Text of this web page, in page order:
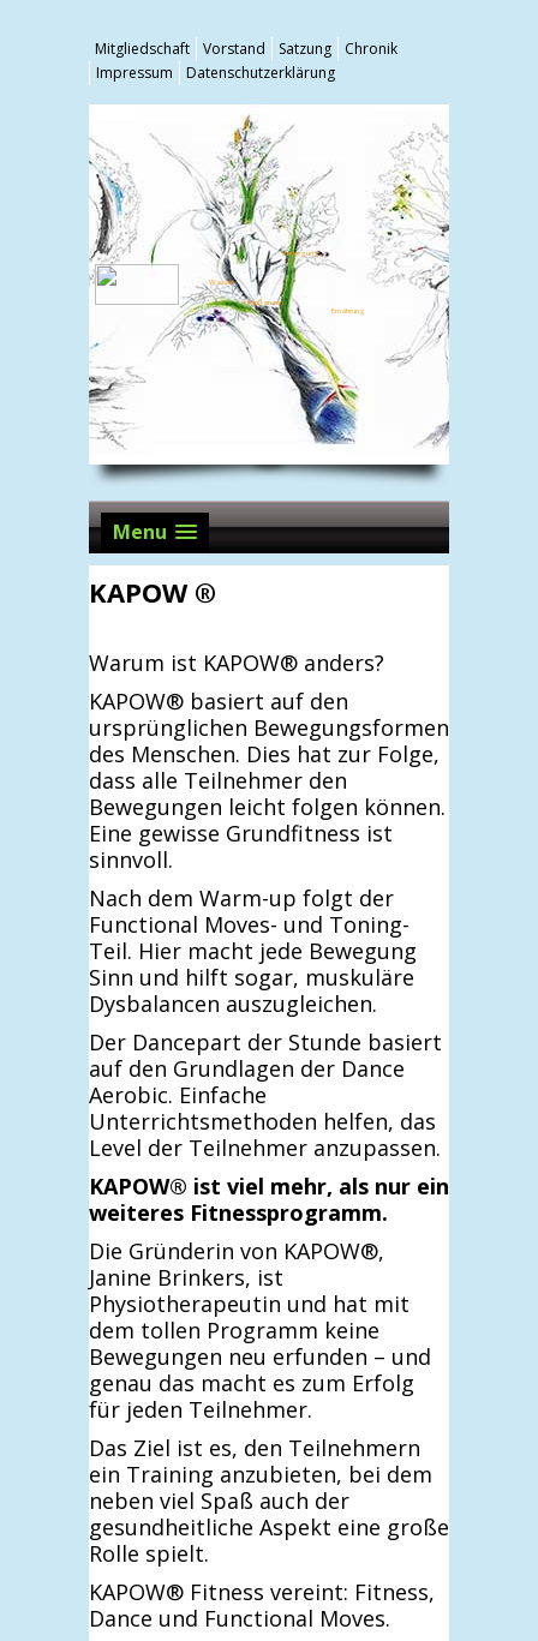
Mitgliedschaft Vorstand Satzung
Chronik
Impressum
Datenschutzerklärung
Wasser
Heilpflanzen
Bewegung
Ernährung
Menu
KAPOW ®
Warum ist KAPOW® anders?
KAPOW® basiert auf den
ursprünglichen Bewegungsformen
des Menschen. Dies hat zur Folge,
dass alle Teilnehmer den
Bewegungen leicht folgen können.
Eine gewisse Grundfitness ist
sinnvoll.
Nach dem Warm-up folgt der
Functional Moves- und Toning-
Teil. Hier macht jede Bewegung
Sinn und hilft sogar, muskuläre
Dysbalancen auszugleichen.
Der Dancepart der Stunde basiert
auf den Grundlagen der Dance
Aerobic. Einfache
Unterrichtsmethoden helfen, das
Level der Teilnehmer anzupassen.
KAPOW® ist viel mehr, als nur ein
weiteres Fitnessprogramm.
Die Gründerin von KAPOW®,
Janine Brinkers, ist
Physiotherapeutin und hat mit
dem tollen Programm keine
Bewegungen neu erfunden – und
genau das macht es zum Erfolg
für jeden Teilnehmer.
Das Ziel ist es, den Teilnehmern
ein Training anzubieten, bei dem
neben viel Spaß auch der
gesundheitliche Aspekt eine große
Rolle spielt.
KAPOW® Fitness vereint: Fitness,
Dance und Functional Moves.